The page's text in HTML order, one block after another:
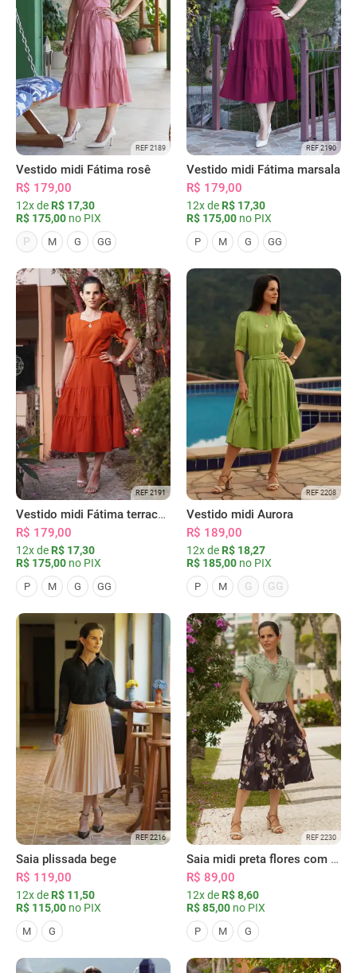
REF 2189
Vestido midi Fátima rosê
R$ 179,00
12x de R$ 17,30
R$ 175,00 no PIX
P
M G GG
REF 2190
Vestido midi Fátima marsala
R$ 179,00
12x de R$ 17,30
R$ 175,00 no PIX
P M G GG
REF 2191
Vestido midi Fátima terracota
R$ 179,00
12x de R$ 17,30
R$ 175,00 no PIX
P M G GG
REF 2208
Vestido midi Aurora
R$ 189,00
12x de R$ 18,27
R$ 185,00 no PIX
P M G GG
REF 2216
Saia plissada bege
R$ 119,00
12x de R$ 11,50
R$ 115,00 no PIX
M G
REF 2230
Saia midi preta flores com bolsos
R$ 89,00
12x de R$ 8,60
R$ 85,00 no PIX
P M G